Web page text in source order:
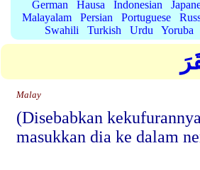
German
Hausa Indonesian
Malayalam
Persian Portuguese
Swahili
Turkish Urdu Yoruba
Malay
(Disebabkan
masukkan dia ke dalam